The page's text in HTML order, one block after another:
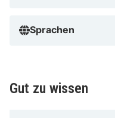
Sprachen
Gut zu wissen